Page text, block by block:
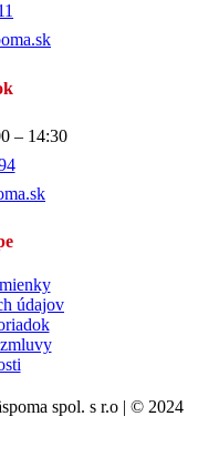
– 14:30
údajov
spol. s r.o | © 2024